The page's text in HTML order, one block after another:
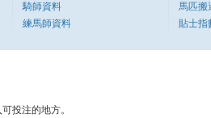
騎師資料
練馬師資料
馬匹搬
貼士指
投注的地方。